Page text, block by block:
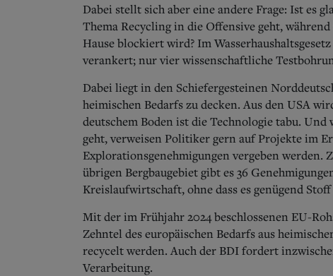
Dabei stellt sich aber eine andere Frage: Ist es
Thema Recycling in die Offensive geht,
Hause blockiert wird? Im
verankert; nur vier wissenschaftliche
Dabei liegt in den Schiefergesteinen
heimischen Bedarfs zu decken. Aus den USA
deutschem Boden ist die Technologie tabu.
geht, verweisen Politiker gern auf Projekte im
Explorationsgenehmigungen vergeben
übrigen Bergbaugebiet gibt es 36
Kreislaufwirtschaft, ohne dass es genügend
Mit der im Frühjahr 2024 beschlossenen EU-
Zehntel des europäischen Bedarfs aus
recycelt werden. Auch der BDI fordert
Verarbeitung.